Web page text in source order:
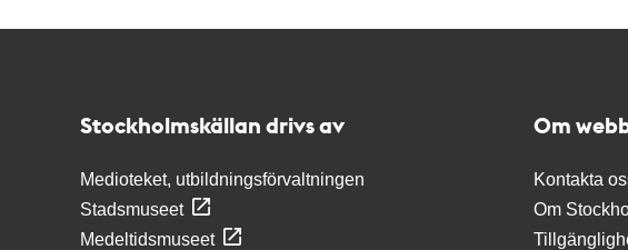
Stockholmskällan drivs av
Medioteket, utbildningsförvaltningen
Stadsmuseet
Medeltidsmuseet
Om
Kontakta
Om